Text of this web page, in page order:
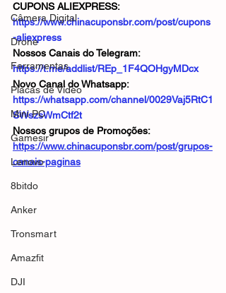
Câmera Digital
Drone
Ferramentas
Placas de Vídeo
Mini PC
Gamesir
Lenovo
8bitdo
Anker
Tronsmart
Amazfit
DJI
CUPONS ALIEXPRESS:
https://www.chinacuponsbr.com/post/cupons
-aliexpress
Nossos Canais do Telegram:
https://t.me/addlist/REp_1F4QOHgyMDcx
Novo Canal do Whatsapp:
https://whatsapp.com/channel/0029Vaj5RtC1
SWszsWmCtf2t
Nossos grupos de Promoções:
https://www.chinacuponsbr.com/post/grupos-
canais-paginas